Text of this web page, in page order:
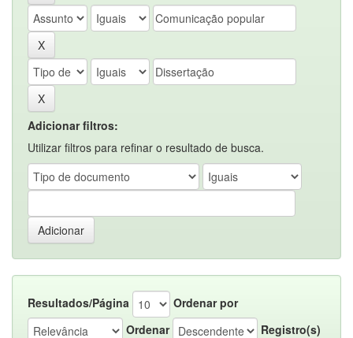
Adicionar filtros:
Utilizar filtros para refinar o resultado de busca.
Resultados/Página
Ordenar por
Ordenar
Registro(s)